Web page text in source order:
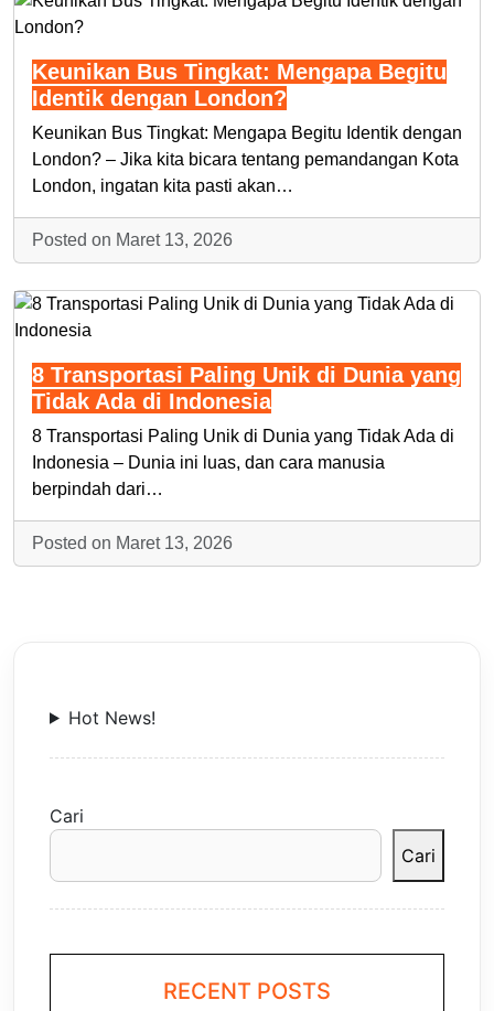
Keunikan Bus Tingkat: Mengapa Begitu
Identik dengan London?
Keunikan Bus Tingkat: Mengapa Begitu Identik dengan
London? – Jika kita bicara tentang pemandangan Kota
London, ingatan kita pasti akan…
Posted on Maret 13, 2026
8 Transportasi Paling Unik di Dunia yang
Tidak Ada di Indonesia
8 Transportasi Paling Unik di Dunia yang Tidak Ada di
Indonesia – Dunia ini luas, dan cara manusia
berpindah dari…
Posted on Maret 13, 2026
Hot News!
Cari
Cari
RECENT POSTS